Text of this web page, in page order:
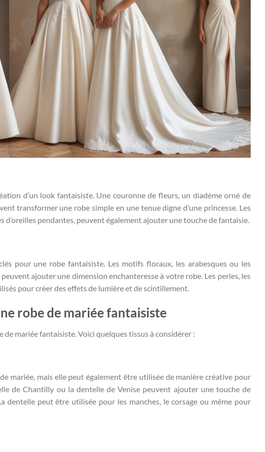
d’un look fantaisiste. Une couronne de fleurs, un diadème orné de
transformer une robe simple en une tenue digne d’une princesse. Les
d’oreilles pendantes, peuvent également ajouter une touche de fantaisie.
pour une robe fantaisiste. Les motifs floraux, les arabesques ou les
ajouter une dimension enchanteresse à votre robe. Les perles, les
pour créer des effets de lumière et de scintillement.
robe de mariée fantaisiste
mariée fantaisiste. Voici quelques tissus à considérer :
mariée, mais elle peut également être utilisée de manière créative pour
de Chantilly ou la dentelle de Venise peuvent ajouter une touche de
dentelle peut être utilisée pour les manches, le corsage ou même pour